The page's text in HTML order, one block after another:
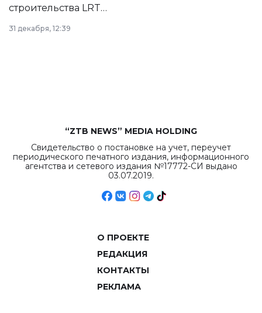
строительства LRT
в Астане из
республиканского
31 декабря, 12:39
“ZTB NEWS” MEDIA HOLDING
Свидетельство о постановке на учет, переучет
периодического печатного издания, информационного
агентства и сетевого издания №17772-СИ выдано
03.07.2019.
О ПРОЕКТЕ
РЕДАКЦИЯ
КОНТАКТЫ
РЕКЛАМА